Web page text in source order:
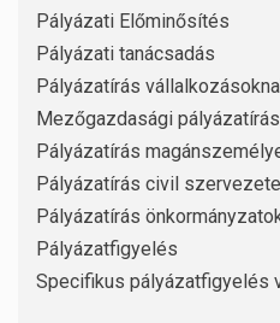
Pályázati Előminősítés
Pályázati tanácsadás
Pályázatírás
Mezőgazdasági pályázatírás
Pályázatírás
Pályázatírás civil
Pályázatírás
Pályázatfigyelés
Specifikus pályázatfigyelés